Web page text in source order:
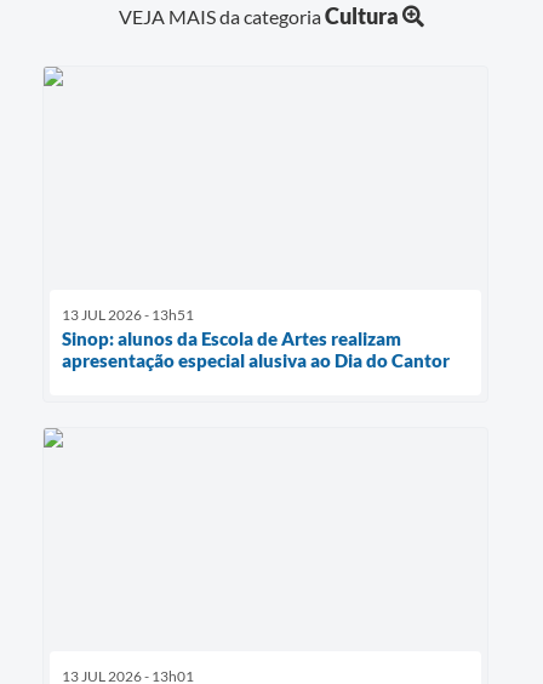
VEJA MAIS da categoriaCultura
13 JUL 2026 - 13h51
Sinop: alunos da Escola de Artes realizam
apresentação especial alusiva ao Dia do Cantor
13 JUL 2026 - 13h01